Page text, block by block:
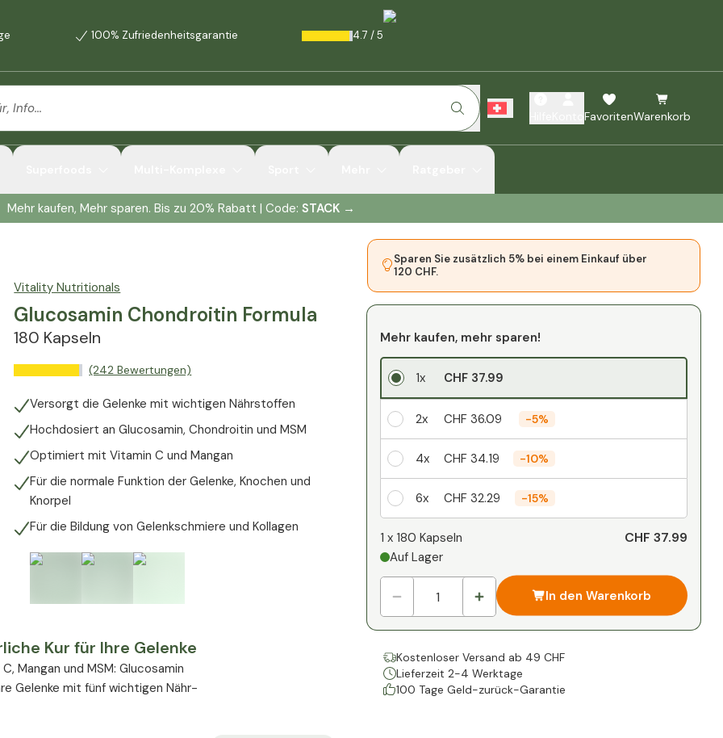
100% Zufriedenheitsgarantie 4.7 /5
FavoritenWarenkorb
Mehr kaufen, Mehr sparen. Bis zu 20% Rabatt | Code: STACK →
Vitality Nutritionals
Glucosamin Chondroitin Formula
180 Kapseln
(242 Bewertungen)
Versorgt die Gelenke mit wichtigen Nährstoffen
Hochdosiert an Glucosamin, Chondroitin und MSM
Optimiert mit Vitamin C und Mangan
Für die normale Funktion der Gelenke, Knochen und
Knorpel
Für die Bildung von Gelenkschmiere und Kollagen
Sparen Sie zusätzlich 5% bei einem Einkauf über
120 CHF.
Mehr kaufen, mehr sparen!
1x CHF 37.99
2x CHF 36.09 -5%
4x CHF 34.19 -10%
6x CHF 32.29 -15%
1x
1 x 180 Kapseln
Auf Lager
CHF 37.99
In den Warenkorb
Kostenloser Versand ab 49 CHF
Lieferzeit 2-4 Werktage
100 Tage Geld-zurück-Garantie
Kur für Ihre Gelenke
Mangan und MSM: Glucosamin
Gelenke mit fünf wichtigen Nähr-